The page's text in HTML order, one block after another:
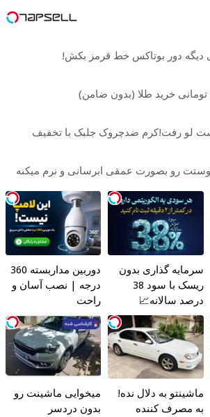
دیگه دور بوتاکس خط قرمز بکش!
لو رفت!کرم ضدچروک جلبک با تخفیف
رو بصورت عمقی ابرسانی و نرم میکنه
سرمایه گذاری بدون
ریسک با سود 38
درصد سالانه📈
دوربین مداربسته 360
درجه | نصب آسان و
راحت
ماشینتو به دلال نده!
به مصرف کننده
میخوایی ماشینت رو
بدون دردسر